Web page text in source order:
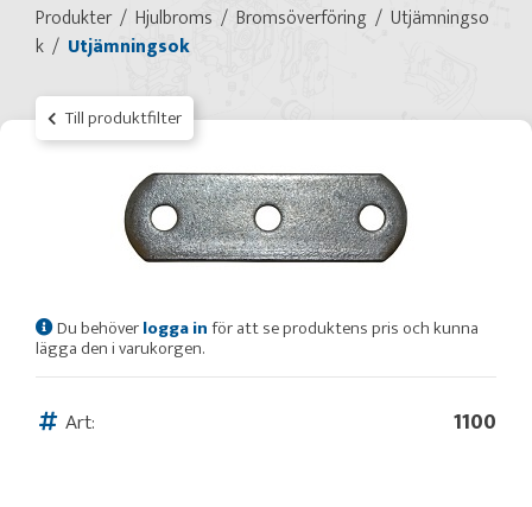
Produkter Hjulbroms Bromsöverföring
Utjämningso
k
Utjämningsok
Till produktfilter
Du behöverlogga inför att se produktens pris och kunna
lägga den i varukorgen.
Art: 1100